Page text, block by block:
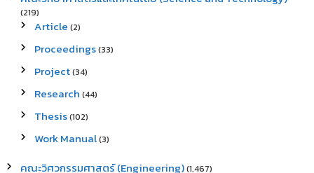
(219)
Article (2)
Proceedings(33)
Project(34)
Research (44)
Thesis(102)
Work Manual(3)
คณะวิศวกรรมศาสตร์ (Engineering)(1,467)